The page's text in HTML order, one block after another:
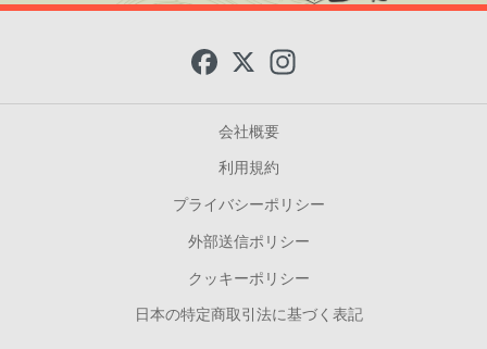
e
b
o
o
k
X
t
会社概要
利用規約
プライバシーポリシー
外部送信ポリシー
クッキーポリシー
日本の特定商取引法に基づく表記